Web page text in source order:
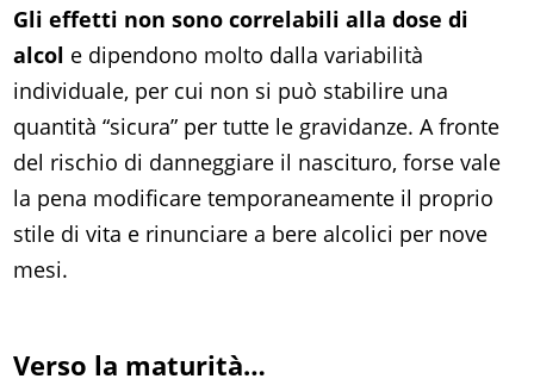
Gli effetti non sono correlabili alla dose di
alcol e dipendono molto dalla variabilità
individuale, per cui non si può stabilire una
quantità “sicura” per tutte le gravidanze. A fronte
del rischio di danneggiare il nascituro, forse vale
la pena modificare temporaneamente il proprio
stile di vita e rinunciare a bere alcolici per nove
mesi.
Verso la maturità…